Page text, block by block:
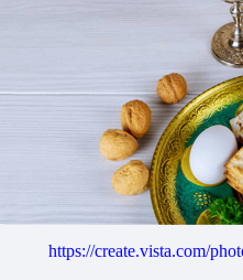
https://create.vista.com/